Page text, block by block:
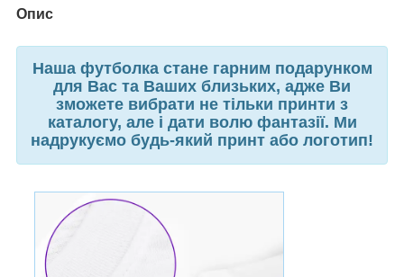
Опис
Наша футболка стане гарним подарунком
для Вас та Ваших близьких, адже Ви
зможете вибрати не тільки принти з
каталогу, але і дати волю фантазії. Ми
надрукуємо будь-який принт або логотип!